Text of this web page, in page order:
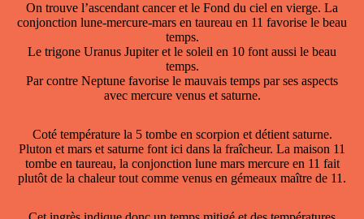
On trouve l’ascendant cancer et le Fond du ciel en vierge. La
conjonction lune-mercure-mars en taureau en 11 favorise le beau
temps.
Le trigone Uranus Jupiter et le soleil en 10 font aussi le beau
temps.
Par contre Neptune favorise le mauvais temps par ses aspects
avec mercure venus et saturne.
Coté température la 5 tombe en scorpion et détient saturne.
Pluton et mars et saturne font ici dans la fraîcheur. La maison 11
tombe en taureau, la conjonction lune mars mercure en 11 fait
plutôt de la chaleur tout comme venus en gémeaux maître de 11.